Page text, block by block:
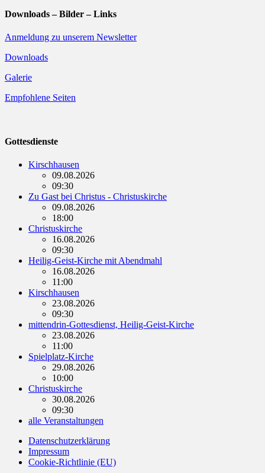
Downloads – Bilder – Links
Anmeldung zu unserem Newsletter
Downloads
Galerie
Empfohlene Seiten
Gottesdienste
Kirschhausen
09.08.2026
09:30
Zu Gast bei Christus - Christuskirche
09.08.2026
18:00
Christuskirche
16.08.2026
09:30
Heilig-Geist-Kirche mit Abendmahl
16.08.2026
11:00
Kirschhausen
23.08.2026
09:30
mittendrin-Gottesdienst, Heilig-Geist-Kirche
23.08.2026
11:00
Spielplatz-Kirche
29.08.2026
10:00
Christuskirche
30.08.2026
09:30
alle Veranstaltungen
Datenschutzerklärung
Impressum
Cookie-Richtlinie (EU)